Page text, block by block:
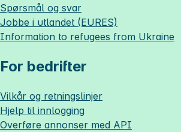
Spørsmål og svar
Jobbe i utlandet (EURES)
Information to refugees from Ukraine
For bedrifter
Vilkår og retningslinjer
Hjelp til innlogging
Overføre annonser med API